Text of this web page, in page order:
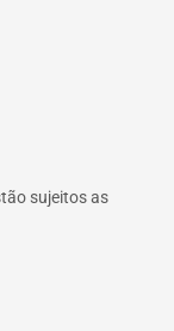
sujeitos as